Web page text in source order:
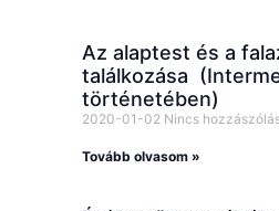
Az alaptest és a
találkozása
történetében)
2020-01-02 Nincs
Tovább olvasom »